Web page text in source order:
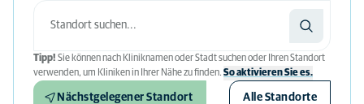
Tipp! Sie können nach Kliniknamen oder Stadt suchen oder Ihren Standort
verwenden, um Kliniken in Ihrer Nähe zu finden. So aktivieren Sie es.
Nächstgelegener Standort Alle Standorte